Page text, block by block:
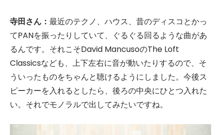
寺田さん： 最近のテクノ、ハウス、昔のディスコとかっ
てPANを振ったりしていて、ぐるぐる回るような曲があ
るんです。それこそDavid MancusoのThe Loft
Classicsなども、上下左右に音が動いたりするので、そ
ういったものをちゃんと聴けるようにしました。今後ス
ピーカーを入れるとしたら、後ろの中央にひとつ入れた
い。それでモノラルで出してみたいですね。